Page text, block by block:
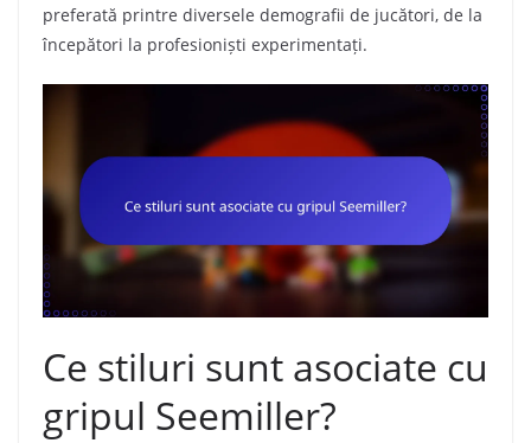
preferată printre diversele demografii de jucători, de la
începători la profesioniști experimentați.
Ce stiluri sunt asociate cu
gripul Seemiller?